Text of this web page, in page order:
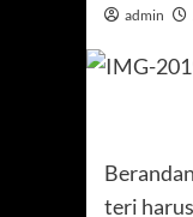
admin
teri